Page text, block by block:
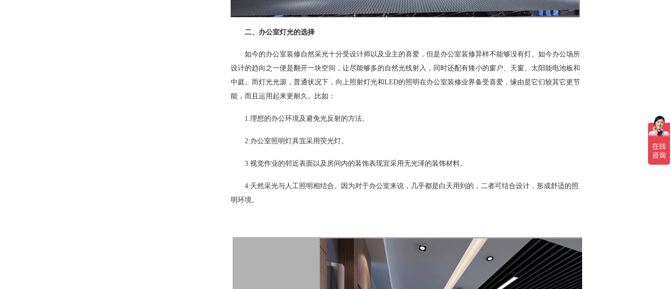
二、办公室灯光的选择
如今的办公室装修自然采光十分受设计师以及业主的喜爱，但是办公室装修异样不能够没有灯。如今办公场所
设计的趋向之一便是翻开一块空间，让尽能够多的自然光线射入，同时还配有矮小的窗户、天窗、太阳能电池板和
中庭。而灯光光源，普通状况下，向上照射灯光和LED的照明在办公室装修业界备受喜爱，缘由是它们较其它更节
能，而且运用起来更耐久。比如：
1.理想的办公环境及避免光反射的方法。
2.办公室照明灯具宜采用荧光灯。
3.视觉作业的邻近表面以及房间内的装饰表现宜采用无光泽的装饰材料。
4.天然采光与人工照明相结合。因为对于办公室来说，几乎都是白天用到的，二者可结合设计，形成舒适的照
明环境。